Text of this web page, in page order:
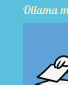
Ollama